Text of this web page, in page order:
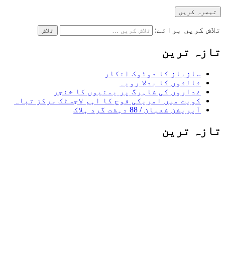
تلاش کریں برائے:
تازہ ترین
سازباز کا دوٹوک انکار
ثالثوں کا بدلا رویہ
غداروں کی شاہرگ پر یمنیوں کا خنجر
کویت میں امریکی فوج کا اہم لاجسٹک مرکز تباہ
آپریشن شعبان / 88 دہشت گرد ہلاک
تازہ ترین